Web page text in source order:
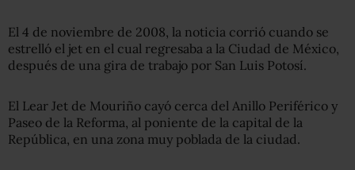
El 4 de noviembre de 2008, la noticia corrió cuando se
estrelló el jet en el cual regresaba a la Ciudad de México,
después de una gira de trabajo por San Luis Potosí.
El Lear Jet de Mouriño cayó cerca del Anillo Periférico y
Paseo de la Reforma, al poniente de la capital de la
República, en una zona muy poblada de la ciudad.